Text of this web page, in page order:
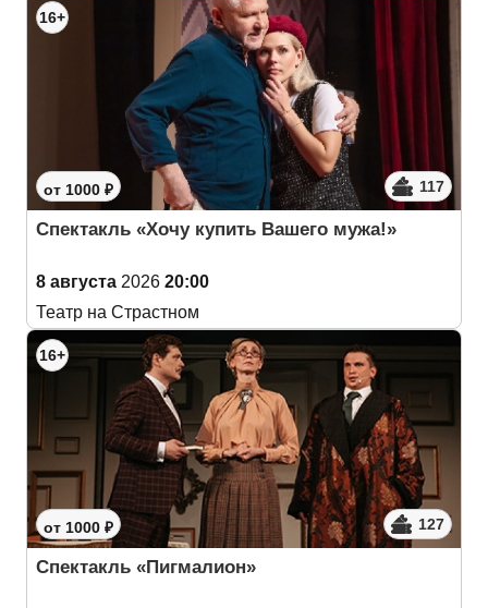
16+
от 1000 ₽ 117
Спектакль «Хочу купить Вашего мужа!»
8 августа 2026 20:00
Театр на Страстном
16+
от 1000 ₽ 127
Спектакль «Пигмалион»